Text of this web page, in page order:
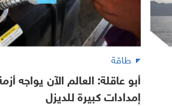
طاقة
أبو عاقلة: العالم الآن يواجه
إمدادات كبيرة للديزل